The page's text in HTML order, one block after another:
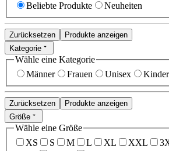
Beliebte Produkte
Neuheiten
Zurücksetzen
Produkte anzeigen
Kategorie
Wähle eine Kategorie
Männer
Frauen Unisex
Zurücksetzen
Produkte anzeigen
Größe
Wähle eine Größe
XS
S M L XL XXL